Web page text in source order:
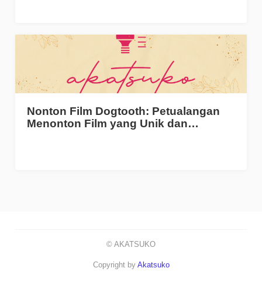
Nonton Film Dogtooth: Petualangan
Menonton Film yang Unik dan…
© AKATSUKO
Copyright by Akatsuko